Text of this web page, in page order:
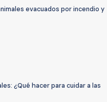
evacuados por incendio y
¿Qué hacer para cuidar a las